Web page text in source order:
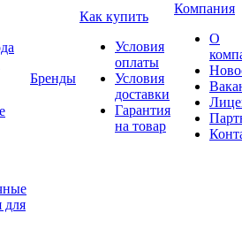
Бренды
Как купить
Условия
оплаты
Условия
доставки
Гарантия
на товар
Компания
О